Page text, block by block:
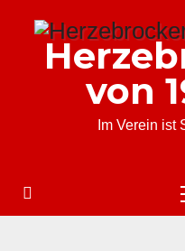
springen
von
Im Verein ist